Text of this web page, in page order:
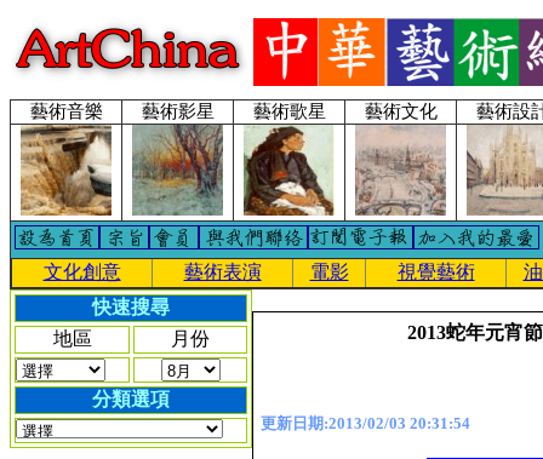
藝術音樂 藝術影星 藝術歌星 藝術文化 藝術設
文化創意 藝術表演 電影 視覺藝術
快速搜尋
地區
月份
分類選項
2013蛇年元宵
更新日期:2013/02/03 20:31:54